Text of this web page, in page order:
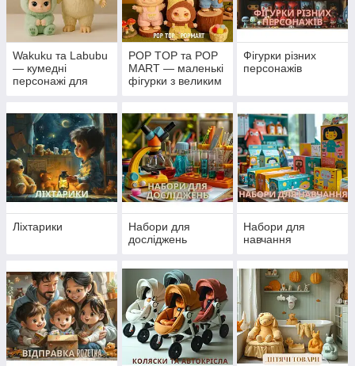
Wakuku та Labubu
— кумедні
персонажі для
POP TOP та POP
MART — маленькі
фігурки з великим
Фігурки різних
персонажів
Ліхтарики
Набори для
досліджень
Набори для
навчання